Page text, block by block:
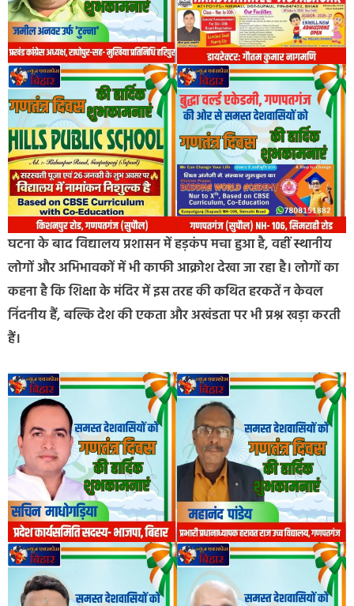
घटना के बाद विद्यालय प्रशासन में हड़कंप मचा हुआ है, वहीं स्थानीय
लोगों और अभिभावकों में भी काफी आक्रोश देखा जा रहा है। लोगों का
कहना है कि शिक्षा के मंदिर में इस तरह की कथित हरकतें न केवल
निंदनीय हैं, बल्कि देश की एकता और अखंडता पर भी प्रश्न खड़ा करती
हैं।